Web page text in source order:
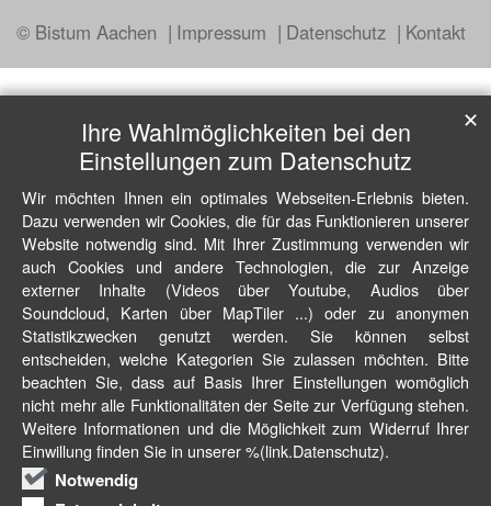
© Bistum Aachen Impressum Datenschutz Kontakt
Ihre Wahlmöglichkeiten bei den
Einstellungen zum Datenschutz
Wir möchten Ihnen ein optimales Webseiten-Erlebnis bieten.
Dazu verwenden wir Cookies, die für das Funktionieren unserer
Website notwendig sind. Mit Ihrer Zustimmung verwenden wir
auch Cookies und andere Technologien, die zur Anzeige
externer Inhalte (Videos über Youtube, Audios über
Soundcloud, Karten über MapTiler ...) oder zu anonymen
Statistikzwecken genutzt werden. Sie können selbst
entscheiden, welche Kategorien Sie zulassen möchten. Bitte
beachten Sie, dass auf Basis Ihrer Einstellungen womöglich
nicht mehr alle Funktionalitäten der Seite zur Verfügung stehen.
Weitere Informationen und die Möglichkeit zum Widerruf Ihrer
Einwillung finden Sie in unserer %(link.Datenschutz).
Notwendig
✕